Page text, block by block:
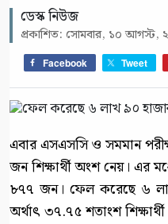
ডেস্ক নিউজ
প্রকাশিত: সোমবার, ১০ আগস্ট,
Facebook Tweet
এবার এসএসসি ও সমমান
জন শিক্ষার্থী অংশ নেয়। এর
৮৭৭ জন। ফেল করেছে ৬
অর্থাৎ ৩৭.৭৫ শতাংশ